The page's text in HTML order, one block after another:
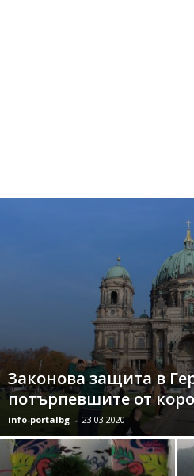
Законова защита в
потърпевшите от
info-portalbg - 23.03.2020